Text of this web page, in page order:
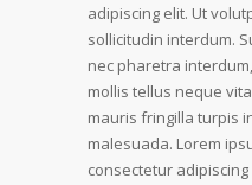
adipiscing elit. Ut
sollicitudin interdum.
nec pharetra
mollis tellus neque
mauris fringilla turpis
malesuada. Lorem
consectetur adipiscing